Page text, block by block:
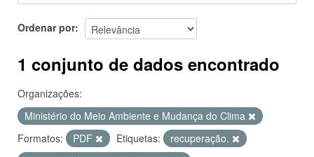
Ordenar por
1 conjunto de dados encontrado
Organizações:
Ministério do Meio Ambiente e Mudança do Clima
Formatos:
PDF Etiquetas:
recuperação.